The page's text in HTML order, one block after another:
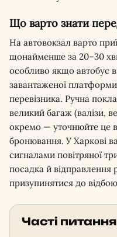
Що варто знати
На автовокзал варто
щонайменше за 20–30
особливо якщо автобус
завантаженої платформи
перевізника. Ручна
великий багаж (валізи,
окремо — уточнюйте це в
бронювання. У Харкові
сигналами повітряної
посадка й відправлення
призупинятися до
Часті питання